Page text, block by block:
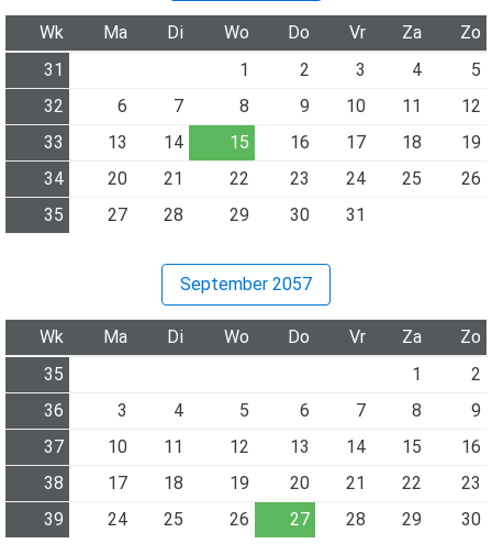
Wk Ma Di Wo Do Vr Za
Zo
31
1 2 3 4
5
32
6 7 8 9 10 11
12
33
13 14 15 16 17 18
19
34
20 21 22 23 24 25
26
35
27 28 29 30 31
September 2057
Wk Ma Di Wo Do Vr Za
Zo
35
1
2
36
3 4 5 6 7 8
9
37
10 11 12 13 14 15
16
38
17 18 19 20 21 22
23
39
24 25 26 27 28 29 30